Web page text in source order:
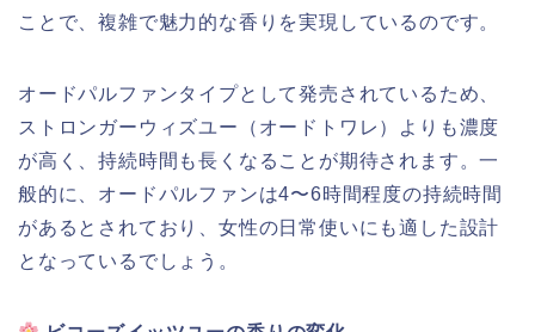
ことで、複雑で魅力的な香りを実現しているのです。
オードパルファンタイプとして発売されているため、
ストロンガーウィズユー（オードトワレ）よりも濃度
が高く、持続時間も長くなることが期待されます。一
般的に、オードパルファンは4〜6時間程度の持続時間
があるとされており、女性の日常使いにも適した設計
となっているでしょう。